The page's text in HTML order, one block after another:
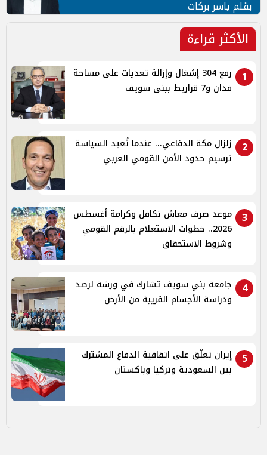
بقلم ياسر بركات
الأكثر قراءة
1
رفع 304 إشغال وإزالة تعديات على مساحة
فدان و7 قراريط ببنى سويف
2
زلزال مكة الدفاعي... عندما تُعيد السياسة
ترسيم حدود الأمن القومي العربي
3
موعد صرف معاش تكافل وكرامة أغسطس
2026.. خطوات الاستعلام بالرقم القومي
وشروط الاستحقاق
4
جامعة بني سويف تشارك في ورشة لرصد
ودراسة الأجسام القريبة من الأرض
5
إيران تعلّق على اتفاقية الدفاع المشترك
بين السعودية وتركيا وباكستان